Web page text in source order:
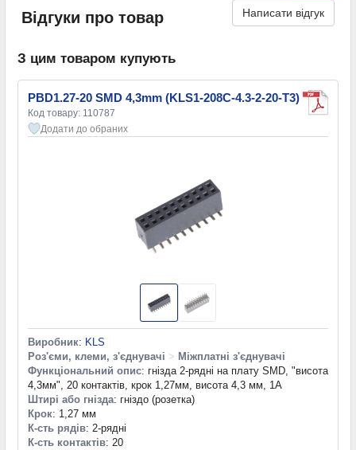
Відгуки про товар Написати відгук
З цим товаром купують
PBD1.27-20 SMD 4,3mm (KLS1-208C-4.3-2-20-T3)
Код товару: 110787
Додати до обраних
Виробник: KLS
Роз'єми, клеми, з'єднувачі > Міжплатні з'єднувачі
Функціональний опис: гнізда 2-рядні на плату SMD, "висота
4,3мм", 20 контактів, крок 1,27мм, висота 4,3 мм, 1A
Штирі або гнізда: гніздо (розетка)
Крок: 1,27 мм
К-сть рядів: 2-рядні
К-сть контактів: 20